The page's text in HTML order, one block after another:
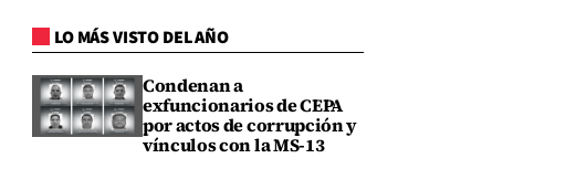
LO MÁS VISTO DEL AÑO
Condenan a
exfuncionarios de CEPA
por actos de corrupción y
vínculos con la MS-13